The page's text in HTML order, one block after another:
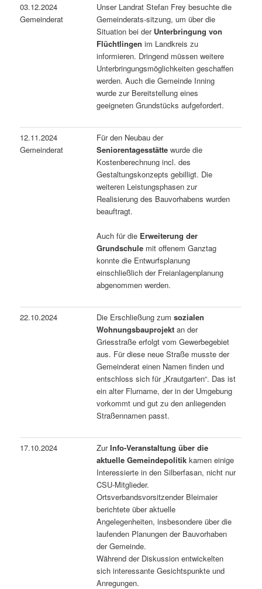
03.12.2024
Gemeinderat
Unser Landrat Stefan Frey besuchte die
Gemeinderats-sitzung, um über die
Situation bei der Unterbringung von
Flüchtlingen im Landkreis zu
informieren. Dringend müssen weitere
Unterbringungsmöglichkeiten geschaffen
werden. Auch die Gemeinde Inning
wurde zur Bereitstellung eines
geeigneten Grundstücks aufgefordert.
12.11.2024
Gemeinderat
Für den Neubau der
Seniorentagesstätte wurde die
Kostenberechnung incl. des
Gestaltungskonzepts gebilligt. Die
weiteren Leistungsphasen zur
Realisierung des Bauvorhabens wurden
beauftragt.
Auch für die Erweiterung der
Grundschule mit offenem Ganztag
konnte die Entwurfsplanung
einschließlich der Freianlagenplanung
abgenommen werden.
22.10.2024 Die Erschließung zumsozialen
Wohnungsbauprojekt an der
Griesstraße erfolgt vom Gewerbegebiet
aus. Für diese neue Straße musste der
Gemeinderat einen Namen finden und
entschloss sich für „Krautgarten“. Das ist
ein alter Flurname, der in der Umgebung
vorkommt und gut zu den anliegenden
Straßennamen passt.
17.10.2024 ZurInfo-Veranstaltung über die
aktuelle Gemeindepolitik kamen einige
Interessierte in den Silberfasan, nicht nur
CSU-Mitglieder.
Ortsverbandsvorsitzender Bleimaier
berichtete über aktuelle
Angelegenheiten, insbesondere über die
laufenden Planungen der Bauvorhaben
der Gemeinde.
Während der Diskussion entwickelten
sich interessante Gesichtspunkte und
Anregungen.